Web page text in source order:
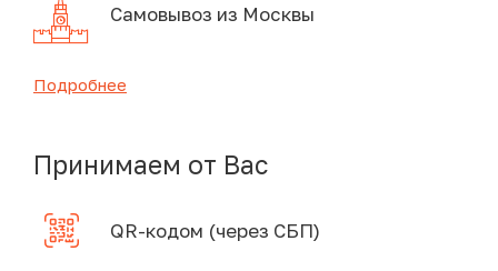
Самовывоз из Москвы
Подробнее
Принимаем от Вас
QR-кодом (через СБП)